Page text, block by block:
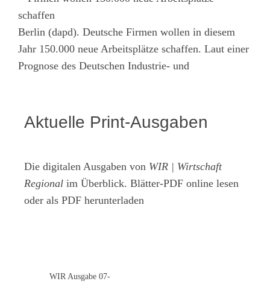
Berlin (dapd). Deutsche Firmen wollen in diesem
Jahr 150.000 neue Arbeitsplätze schaffen. Laut einer
Prognose des Deutschen Industrie- und
Aktuelle Print-Ausgaben
Die digitalen Ausgaben von WIR | Wirtschaft
Regional im Überblick. Blätter-PDF online lesen
oder als PDF herunterladen
WIR Ausgabe 07-